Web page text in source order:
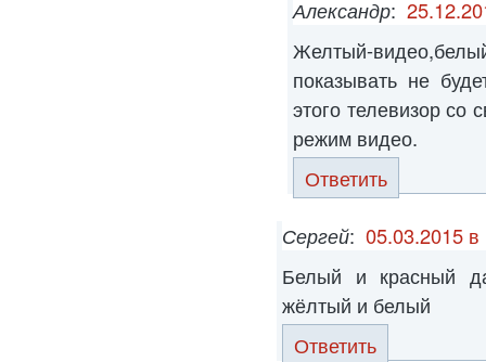
Александр:
Желтый-
показывать не
этого телевизор со
режим видео.
Ответить
Сергей: 05.03.2015 в
Белый и красный
жёлтый и белый
Ответить